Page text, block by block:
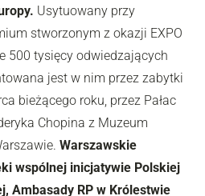
Usytuowany przy
stworzonym z okazji EXPO
500 tysięcy odwiedzających
jest w nim przez zabytki
bieżącego roku, przez Pałac
Chopina z Muzeum
Warszawskie
wspólnej inicjatywie Polskiej
Ambasady RP w Królestwie